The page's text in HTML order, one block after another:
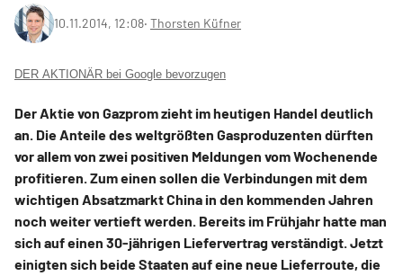
10.11.2014, 12:08‧ Thorsten Küfner
DER AKTIONÄR bei Google bevorzugen
Der Aktie von Gazprom zieht im heutigen Handel deutlich
an. Die Anteile des weltgrößten Gasproduzenten dürften
vor allem von zwei positiven Meldungen vom Wochenende
profitieren. Zum einen sollen die Verbindungen mit dem
wichtigen Absatzmarkt China in den kommenden Jahren
noch weiter vertieft werden. Bereits im Frühjahr hatte man
sich auf einen 30-jährigen Liefervertrag verständigt. Jetzt
einigten sich beide Staaten auf eine neue Lieferroute, die